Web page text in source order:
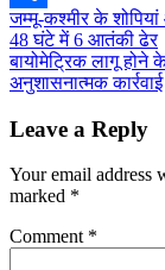
Share
Post
navigation
जम्मू-कश्मीर के
48 घंटे में 6 आतंकी ढेर
बायोमेट्रिक लागू होने
अनुशासनात्मक कार्रवाई
Leave a Reply
Your email address
marked *
Comment *